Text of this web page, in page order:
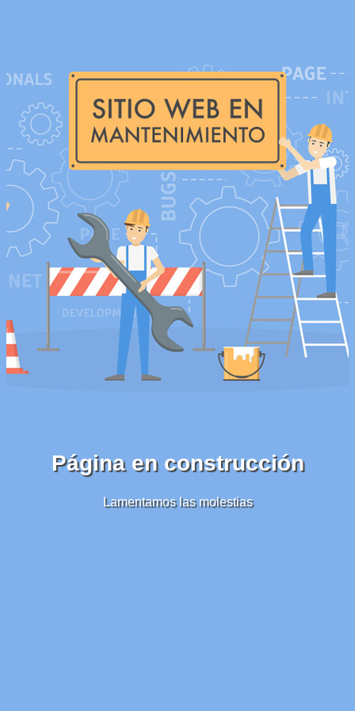
Página en construcción
Lamentamos las molestias